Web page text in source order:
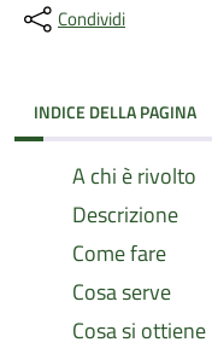
Condividi
INDICE DELLA PAGINA
A chi è rivolto
Descrizione
Come fare
Cosa serve
Cosa si ottiene